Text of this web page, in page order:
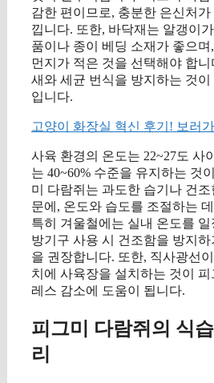
감한 편이므로, 충분한 은신처
낍니다. 또한, 바닥재는 알갱이
품이나 종이 베딩 소재가 좋으
먼지가 적은 것을 선택해야 합
새와 세균 번식을 방지하는 것
입니다.
고양이 화장실 혁신 후기! 보러가
사육 환경의 온도는 22~27도 사
는 40~60% 수준을 유지하는 것
미 다람쥐는 과도한 습기나 건
문에, 온도와 습도를 조절하는
특히 겨울철에는 실내 온도를
방기구 사용 시 건조함을 방지
을 권장합니다. 또한, 직사광선
치에 사육장을 설치하는 것이
레스 감소에 도움이 됩니다.
피그미 다람쥐의 식
리